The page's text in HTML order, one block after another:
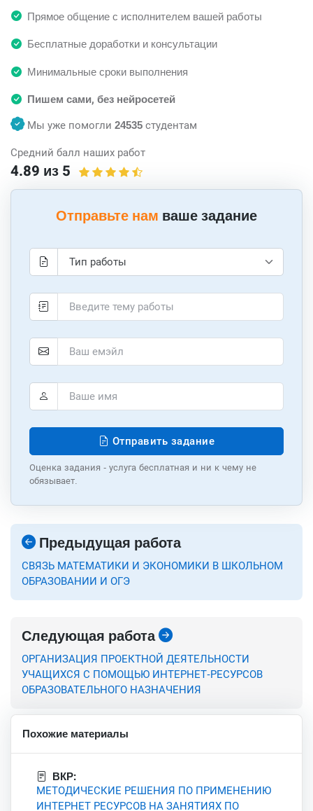
Прямое общение с исполнителем вашей работы
Бесплатные доработки и консультации
Минимальные сроки выполнения
Пишем сами, без нейросетей
Мы уже помогли 24535 студентам
Средний балл наших работ
4.89 из 5
Отправьте нам ваше задание
Отправить задание
Оценка задания - услуга бесплатная и ни к чему не
обязывает.
Предыдущая работа
СВЯЗЬ МАТЕМАТИКИ И ЭКОНОМИКИ В ШКОЛЬНОМ
ОБРАЗОВАНИИ И ОГЭ
Следующая работа
ОРГАНИЗАЦИЯ ПРОЕКТНОЙ ДЕЯТЕЛЬНОСТИ
УЧАЩИХСЯ С ПОМОЩЬЮ ИНТЕРНЕТ-РЕСУРСОВ
ОБРАЗОВАТЕЛЬНОГО НАЗНАЧЕНИЯ
Похожие материалы
ВКР:
МЕТОДИЧЕСКИЕ РЕШЕНИЯ ПО ПРИМЕНЕНИЮ
ИНТЕРНЕТ РЕСУРСОВ НА ЗАНЯТИЯХ ПО